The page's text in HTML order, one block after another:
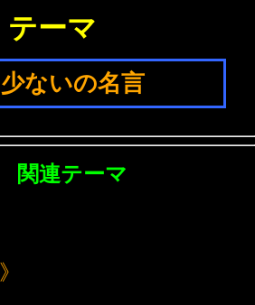
テーマ
少ないの名言
関連テーマ
》